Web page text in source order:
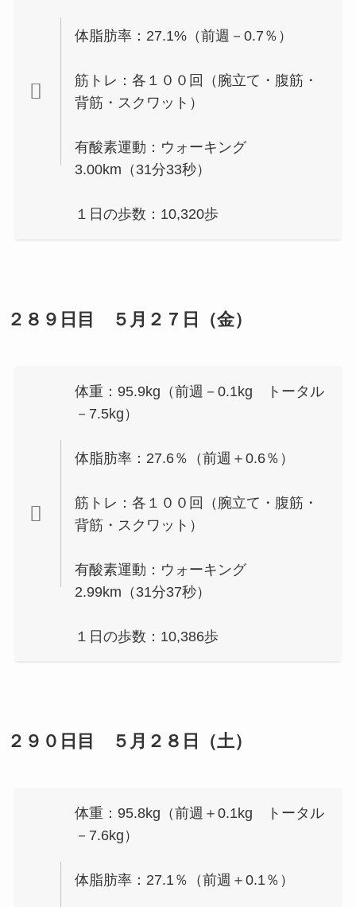
体脂肪率：27.1%（前週－0.7％）
筋トレ：各１００回（腕立て・腹筋・
背筋・スクワット）
有酸素運動：ウォーキング
3.00km（31分33秒）
１日の歩数：10,320歩
２８９日目 ５月２７日（金）
体重：95.9kg（前週－0.1kg トータル
－7.5kg）
体脂肪率：27.6％（前週＋0.6％）
筋トレ：各１００回（腕立て・腹筋・
背筋・スクワット）
有酸素運動：ウォーキング
2.99km（31分37秒）
１日の歩数：10,386歩
２９０日目 ５月２８日（土）
体重：95.8kg（前週＋0.1kg トータル
－7.6kg）
体脂肪率：27.1％（前週＋0.1％）